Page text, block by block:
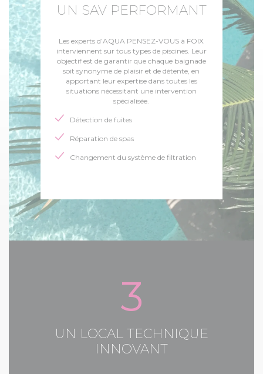
UN SAV PERFORMANT
Les experts d’AQUA PENSEZ-VOUS à FOIX
interviennent sur tous types de piscines. Leur
objectif est de garantir que chaque baignade
soit synonyme de plaisir et de détente, en
apportant leur expertise dans toutes les
situations nécessitant une intervention
spécialisée.
Détection de fuites
Réparation de spas
Changement du système de filtration
3
UN LOCAL TECHNIQUE
INNOVANT